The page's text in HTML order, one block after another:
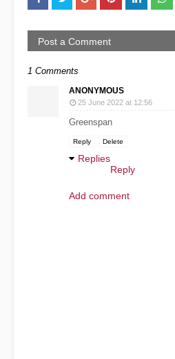
Post a Comment
1 Comments
ANONYMOUS
25 June 2022 at 12:56
Greenspan
Reply Delete
Replies
Reply
Add comment